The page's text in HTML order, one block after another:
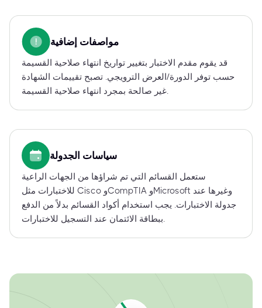
مواصفات إضافية
قد يقوم مقدم الاختبار بتغيير تواريخ انتهاء صلاحية القسيمة
حسب توفر الدورة/العرض الترويجي. تصبح تقييمات الشهادة
غير صالحة بمجرد انتهاء صلاحية القسيمة.
سياسات الجدولة
ستعمل القسائم التي تم شراؤها من الجهات الراعية
للاختبارات مثل Cisco وCompTIA وMicrosoft وغيرها عند
جدولة الاختبارات. يجب استخدام أكواد القسائم بدلاً من الدفع
ببطاقة الائتمان عند التسجيل للاختبارات.